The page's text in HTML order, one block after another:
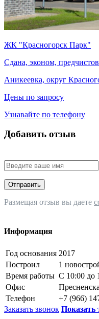
ЖК "Красногорск Парк"
Сдана, эконом,
Аникеевка, округ
Цены по запросу
Узнавайте по телефону
Добавить отзыв
Отправить
Размещая отзыв вы даете
Информация
Год основания 2017
Построил
1
Время работы С 10:00 до
Офис
Телефон
+7 (966)
Заказать звонок Показать